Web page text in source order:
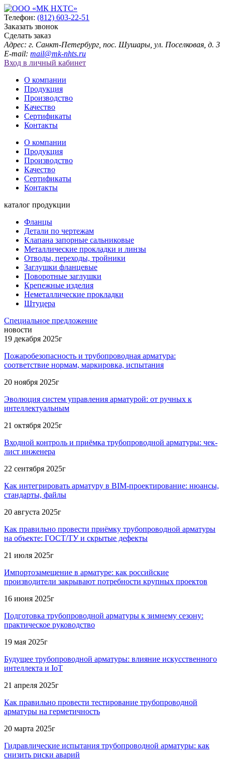
Телефон: (812) 603-22-51
Заказать звонок
Сделать заказ
Адрес: г. Санкт-Петербург, пос. Шушары, ул. Поселковая, д. 3
E-mail: mail@mk-nhts.ru
Вход в личный кабинет
О компании
Продукция
Производство
Качество
Сертификаты
Контакты
О компании
Продукция
Производство
Качество
Сертификаты
Контакты
каталог продукции
Фланцы
Детали по чертежам
Клапана запорные сальниковые
Металлические прокладки и линзы
Отводы, переходы, тройники
Заглушки фланцевые
Поворотные заглушки
Крепежные изделия
Неметаллические прокладки
Штуцера
Специальное предложение
новости
19 декабря 2025г
Пожаробезопасность и трубопроводная арматура:
соответствие нормам, маркировка, испытания
20 ноября 2025г
Эволюция систем управления арматурой: от ручных к
интеллектуальным
21 октября 2025г
Входной контроль и приёмка трубопроводной арматуры: чек-
лист инженера
22 сентября 2025г
Как интегрировать арматуру в BIM-проектирование: нюансы,
стандарты, файлы
20 августа 2025г
Как правильно провести приёмку трубопроводной арматуры
на объекте: ГОСТ/ТУ и скрытые дефекты
21 июля 2025г
Импортозамещение в арматуре: как российские
производители закрывают потребности крупных проектов
16 июня 2025г
Подготовка трубопроводной арматуры к зимнему сезону:
практическое руководство
19 мая 2025г
Будущее трубопроводной арматуры: влияние искусственного
интеллекта и IoT
21 апреля 2025г
Как правильно провести тестирование трубопроводной
арматуры на герметичность
20 марта 2025г
Гидравлические испытания трубопроводной арматуры: как
снизить риски аварий